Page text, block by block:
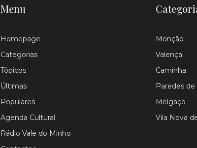
Menu
Homepage
Categorias
Tópicos
Últimas
Populares
Agenda Cultural
Rádio Vale do Minho
Monção
Valença
Caminha
Paredes de
Melgaço
Vila Nova